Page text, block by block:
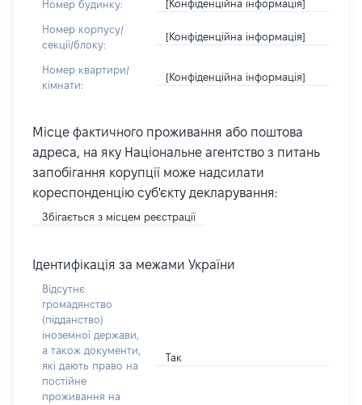
Номер будинку: [Конфіденційна інформація]
Номер корпусу/
секції/блоку:
[Конфіденційна інформація]
Номер квартири/
кімнати:
[Конфіденційна інформація]
Місце фактичного проживання або поштова
адреса, на яку Національне агентство з питань
запобігання корупції може надсилати
кореспонденцію суб'єкту декларування:
Збігається з місцем реєстрації
Ідентифікація за межами України
Відсутнє
громадянство
(підданство)
іноземної держави,
а також документи,
які дають право на
постійне
проживання на
Так